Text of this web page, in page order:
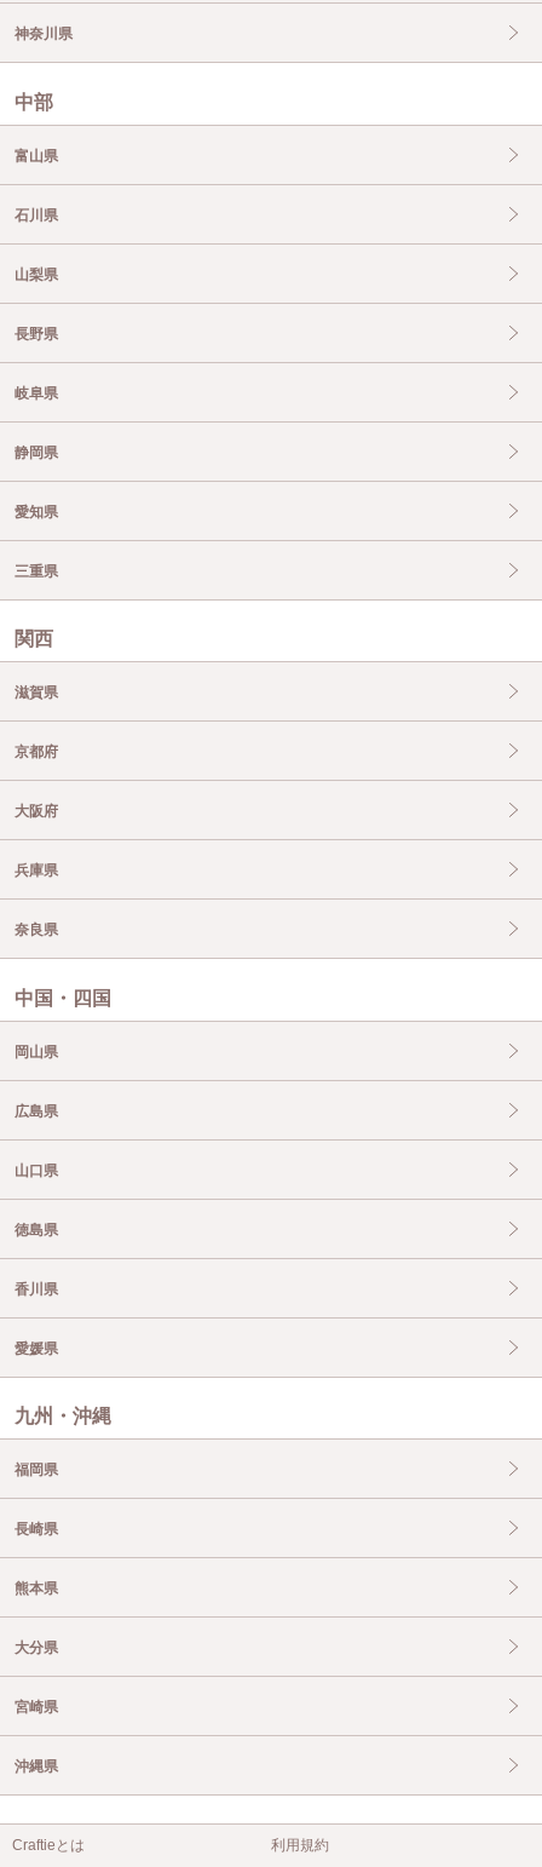
神奈川県
中部
富山県
石川県
山梨県
長野県
岐阜県
静岡県
愛知県
三重県
関西
滋賀県
京都府
大阪府
兵庫県
奈良県
中国・四国
岡山県
広島県
山口県
徳島県
香川県
愛媛県
九州・沖縄
福岡県
長崎県
熊本県
大分県
宮崎県
沖縄県
Craftieとは 利用規約